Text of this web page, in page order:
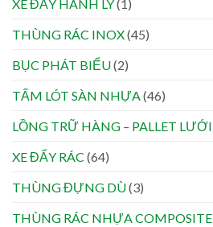
XE ĐẨY HÀNH LÝ(1)
THÙNG RÁC INOX(45)
BỤC PHÁT BIỂU(2)
TẤM LÓT SÀN NHỰA(46)
LỒNG TRỮ HÀNG – PALLET LƯỚI
XE ĐẨY RÁC (64)
THÙNG ĐỰNG DÙ(3)
THÙNG RÁC NHỰA COMPOSITE